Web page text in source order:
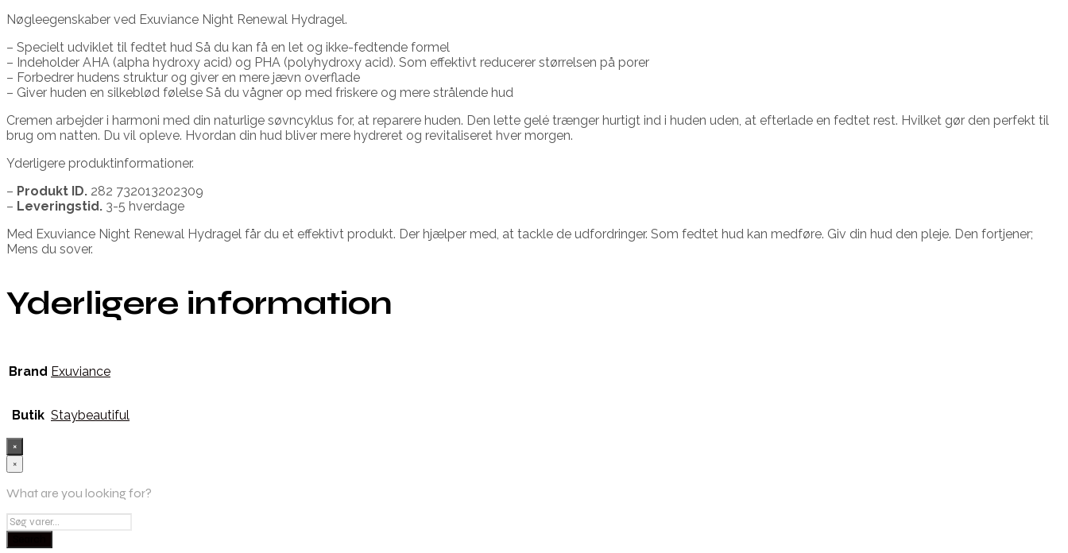
Nøgleegenskaber ved Exuviance Night Renewal Hydragel.
– Specielt udviklet til fedtet hud Så du kan få en let og ikke-fedtende formel
– Indeholder AHA (alpha hydroxy acid) og PHA (polyhydroxy acid). Som effektivt reducerer størrelsen på porer
– Forbedrer hudens struktur og giver en mere jævn overflade
– Giver huden en silkeblød følelse Så du vågner op med friskere og mere strålende hud
Cremen arbejder i harmoni med din naturlige søvncyklus for, at reparere huden. Den lette gelé trænger hurtigt ind i huden uden, at efterlade en fedtet rest. Hvilket gør den perfekt til
brug om natten. Du vil opleve. Hvordan din hud bliver mere hydreret og revitaliseret hver morgen.
Yderligere produktinformationer.
– Produkt ID. 282 732013202309
– Leveringstid. 3-5 hverdage
Med Exuviance Night Renewal Hydragel får du et effektivt produkt. Der hjælper med, at tackle de udfordringer. Som fedtet hud kan medføre. Giv din hud den pleje. Den fortjener;
Mens du sover.
Yderligere information
Brand Exuviance
Butik Staybeautiful
×
×
What are you looking for?